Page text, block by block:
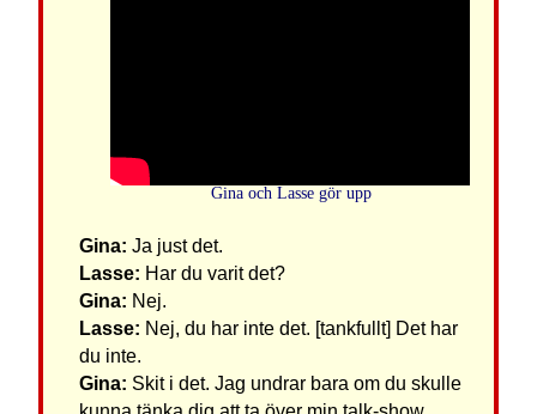
Gina och Lasse gör upp
Gina: Ja just det.
Lasse: Har du varit det?
Gina: Nej.
Lasse: Nej, du har inte det. [tankfullt] Det har
du inte.
Gina: Skit i det. Jag undrar bara om du skulle